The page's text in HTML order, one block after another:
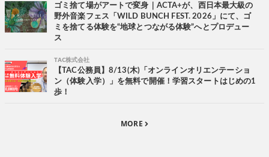
ゴミ捨て場がアートで変身｜ACTA+が、西日本最大級の
野外音楽フェス「WILD BUNCH FEST. 2026」にて、ゴ
ミを捨てる体験を“地球とつながる体験”へとプロデュー
ス
TAC株式会社
【TAC公務員】8/13(木)「オンラインオリエンテーショ
ン（体験入学）」を無料で開催！学習スタートはじめの1
歩！
MORE